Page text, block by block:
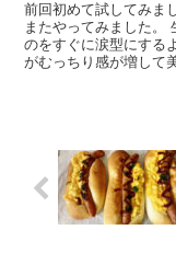
前回初めて試してみま
またやってみました。
のをすぐに涙型にする
がむっちり感が増して